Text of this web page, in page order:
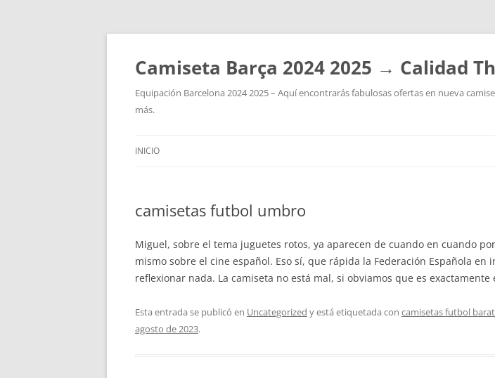
Camiseta Barça 2024 2025 → Calidad
Equipación Barcelona 2024 2025 – Aquí encontrarás fabulosas ofertas en nueva
más.
INICIO
camisetas futbol umbro
Miguel, sobre el tema juguetes rotos, ya aparecen de cuando en cuando
mismo sobre el cine español. Eso sí, que rápida la Federación Española
reflexionar nada. La camiseta no está mal, si obviamos que es
Esta entrada se publicó en Uncategorized y está etiquetada con camisetas futbol
agosto de 2023.